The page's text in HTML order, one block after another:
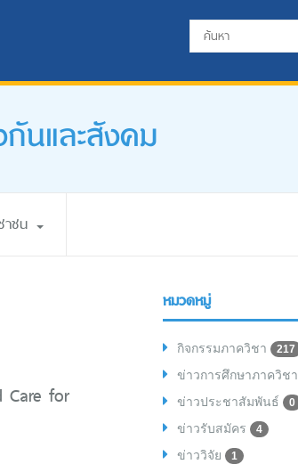
กันและสังคม
าชน
Care for
หมวดหมู่
กิจกรรมภาควิชา 217
ข่าวการศึกษาภาควิชา
ข่าวประชาสัมพันธ์ 0
ข่าวรับสมัคร 4
ข่าววิจัย 1